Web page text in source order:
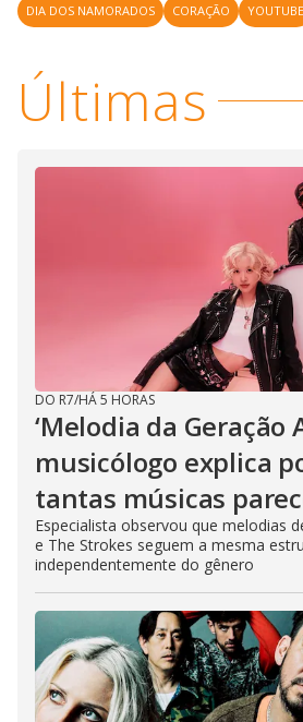
DIA DOS NAMORADOS
CORAÇÃO YOUTUBE
Últimas
DO R7/HÁ 5 HORAS
‘Melodia da Geração
musicólogo explica
tantas músicas
Especialista observou que melodias
e The Strokes seguem a mesma
independentemente do gênero